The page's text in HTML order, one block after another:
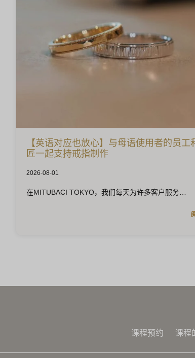
【英语对应也放心】与母语使用者的员工
匠一起支持戒指制作
2026-08-01
在MITUBACI TOKYO，我们每天为许多客户服务
课程预约 课程